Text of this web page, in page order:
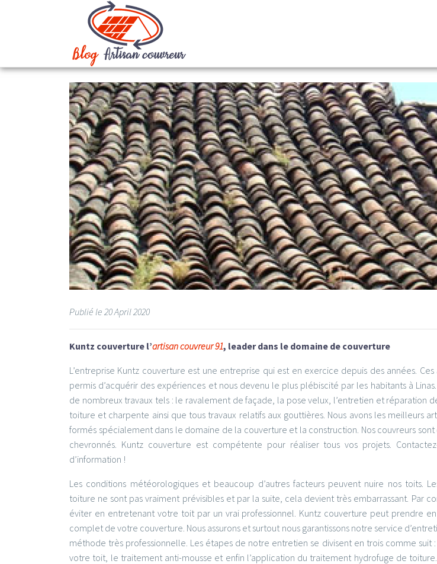
Publié le 20April 2020
Kuntz couverture l’artisan couvreur 91, leader dans le domaine de couverture
L’entreprise Kuntz couverture est une entreprise qui est en exercice depuis des années.
permis d’acquérir des expériences et nous devenu le plus plébiscité par les habitants à
de nombreux travaux tels : le ravalement de façade, la pose velux, l’entretien et réparation
toiture et charpente ainsi que tous travaux relatifs aux gouttières. Nous avons les meilleurs
formés spécialement dans le domaine de la couverture et la construction. Nos couvreurs
chevronnés. Kuntz couverture est compétente pour réaliser tous vos projets.
d’information !
Les conditions météorologiques et beaucoup d’autres facteurs peuvent nuire nos toits.
toiture ne sont pas vraiment prévisibles et par la suite, cela devient très embarrassant. Par
éviter en entretenant votre toit par un vrai professionnel. Kuntz couverture peut prendre
complet de votre couverture. Nous assurons et surtout nous garantissons notre service
méthode très professionnelle. Les étapes de notre entretien se divisent en trois comme suit
votre toit, le traitement anti-mousse et enfin l’application du traitement hydrofuge de